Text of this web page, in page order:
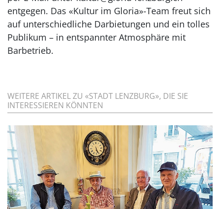
entgegen. Das «Kultur im Gloria»-Team freut sich
auf unterschiedliche Darbietungen und ein tolles
Publikum – in entspannter Atmosphäre mit
Barbetrieb.
WEITERE ARTIKEL ZU «STADT LENZBURG», DIE SIE
INTERESSIEREN KÖNNTEN